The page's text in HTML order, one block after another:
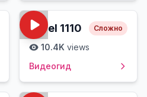
Level 1110 Сложно
10.4K views
Видеогид